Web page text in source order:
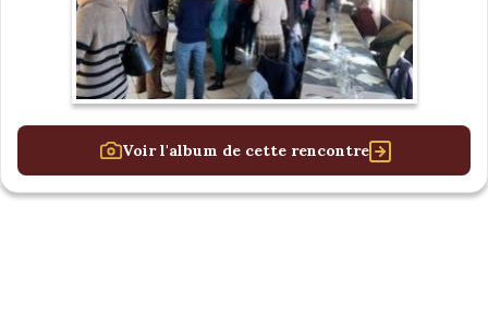
Voir l'album de cette rencontre